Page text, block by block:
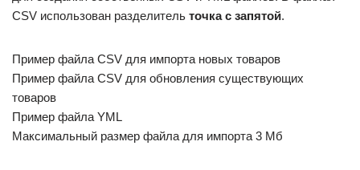
CSV использован разделитель точка с запятой.
Пример файла CSV для импорта новых товаров
Пример файла CSV для обновления существующих
товаров
Пример файла YML
Максимальный размер файла для импорта 3 Мб